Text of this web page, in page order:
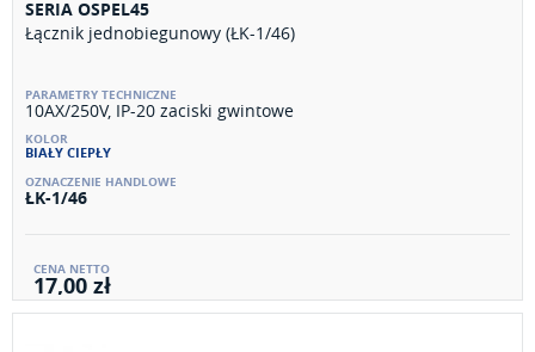
SERIA OSPEL45
Łącznik jednobiegunowy (ŁK-1/46)
10AX/250V, IP-20 zaciski gwintowe
BIAŁY CIEPŁY
ŁK-1/46
17,00 zł